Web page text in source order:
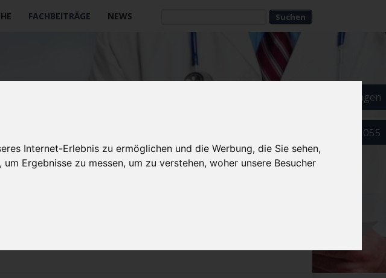
Internet-Erlebnis zu ermöglichen und die Werbung, die Sie sehen,
Ergebnisse zu messen, um zu verstehen, woher unsere Besucher
FACHBEITRÄGE NEWS
Als Arzt eintragen
089 52032055